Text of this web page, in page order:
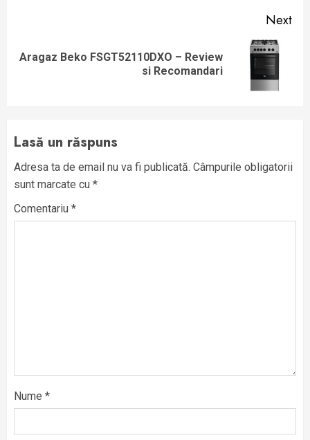
Next
Next
Aragaz Beko FSGT52110DXO – Review
si Recomandari
Lasă un răspuns
Adresa ta de email nu va fi publicată. Câmpurile obligatorii
sunt marcate cu *
Comentariu *
Nume *